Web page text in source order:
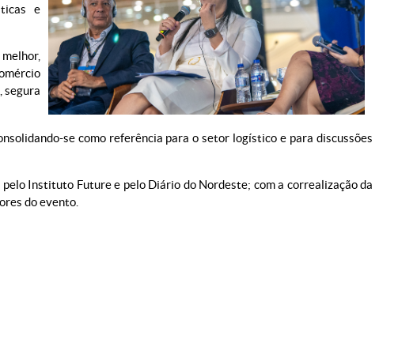
e
segura
se como referência para o setor logístico e para discussões
Instituto Future e pelo Diário do Nordeste; com a correalização da
do evento.